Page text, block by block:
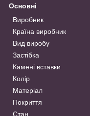
Основні
Виробник
Країна виробник
Вид виробу
Застібка
Камені вставки
Колір
Матеріал
Покриття
Стан